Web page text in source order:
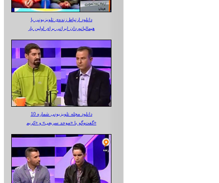
دانلود ارتباط زنده‌ی تلویزیونی‌ با
هیمالیانوردان ایرانی برای اولین بار
دانلود مجله تلویزیونی شماره 10
گفت‌وگو با «موحد سریعی» و «کریم»